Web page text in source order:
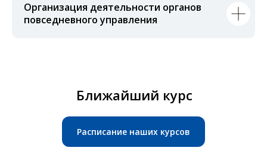
Организация деятельности органов
повседневного управления
Расписание наших курсов
Ближайший курс